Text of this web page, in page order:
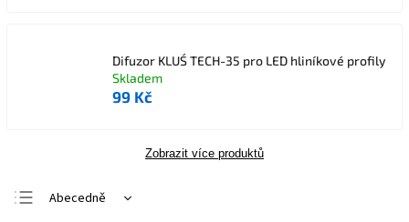
Difuzor KLUŚ TECH-35 pro LED hliníkové profily
Skladem
99 Kč
Zobrazit více produktů
Abecedně